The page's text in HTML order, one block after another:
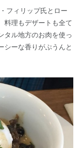
フィリップ氏とロー
料理もデザートも全て
タル地方のお肉を使っ
シーな香りがぷうんと